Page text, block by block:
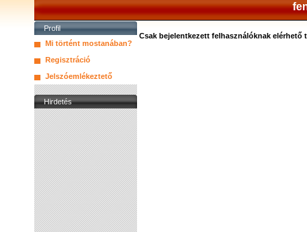
Profil
Mi történt mostanában?
Regisztráció
Jelszóemlékeztető
Hirdetés
Csak bejelentkezett felhasználóknak elérhető